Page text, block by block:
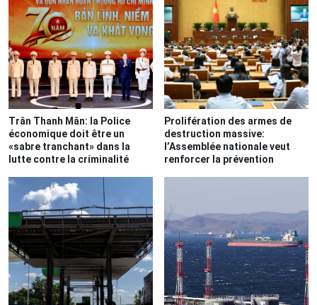
Trân Thanh Mân: la Police
économique doit être un
«sabre tranchant» dans la
lutte contre la criminalité
Prolifération des armes de
destruction massive:
l’Assemblée nationale veut
renforcer la prévention